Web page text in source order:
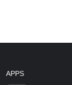
APPS